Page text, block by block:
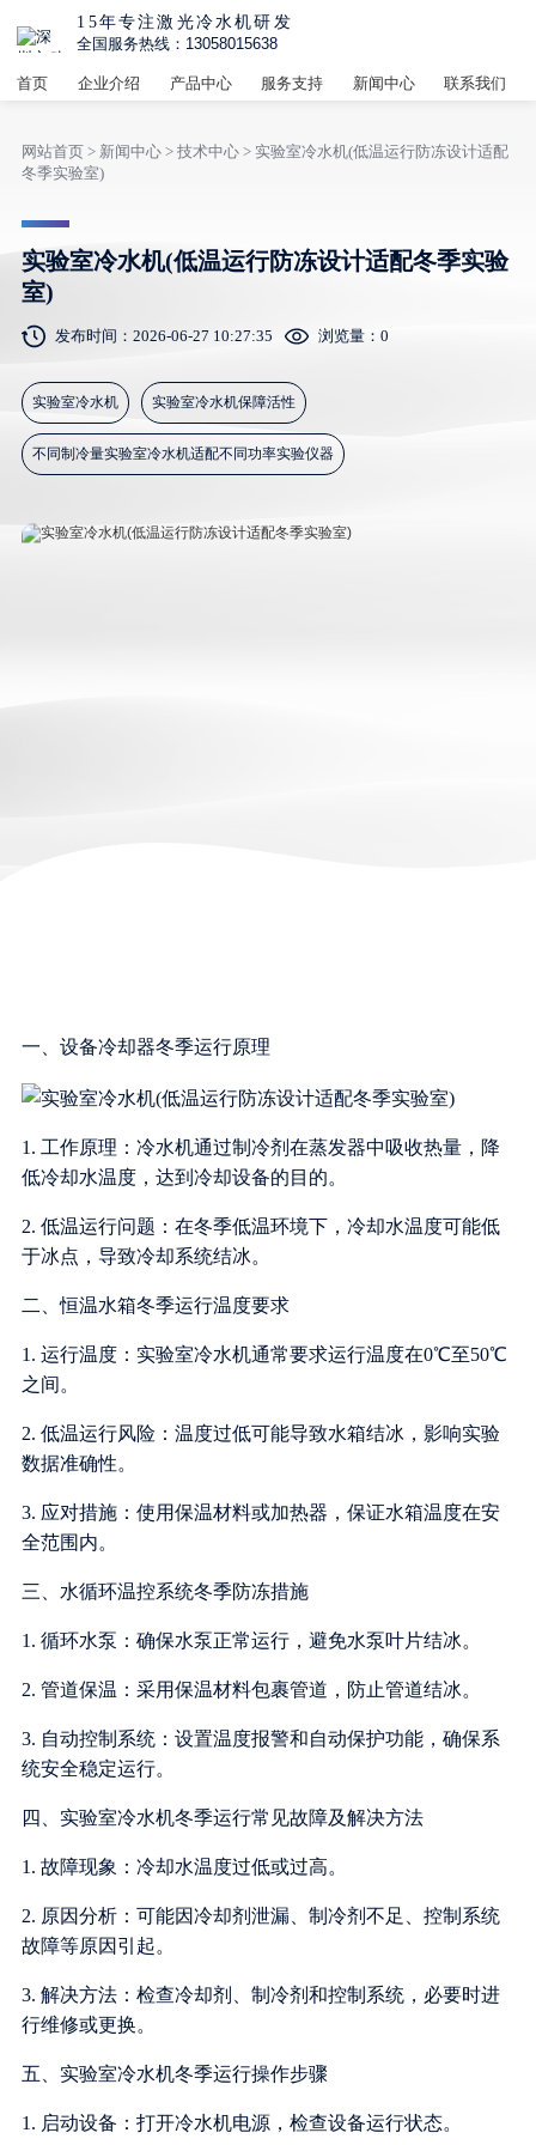
15年专注激光冷水机研发
全国服务热线：13058015638
首页 企业介绍 产品中心 服务支持 新闻中心 联系我们
网站首页> 新闻中心> 技术中心> 实验室冷水机(低温运行防冻设计适配
冬季实验室)
实验室冷水机(低温运行防冻设计适配冬季实验
室)
发布时间：2026-06-27 10:27:35 浏览量： 0
实验室冷水机 实验室冷水机保障活性
不同制冷量实验室冷水机适配不同功率实验仪器
一、设备冷却器冬季运行原理
1. 工作原理：冷水机通过制冷剂在蒸发器中吸收热量，降
低冷却水温度，达到冷却设备的目的。
2. 低温运行问题：在冬季低温环境下，冷却水温度可能低
于冰点，导致冷却系统结冰。
二、恒温水箱冬季运行温度要求
1. 运行温度：实验室冷水机通常要求运行温度在0℃至50℃
之间。
2. 低温运行风险：温度过低可能导致水箱结冰，影响实验
数据准确性。
3. 应对措施：使用保温材料或加热器，保证水箱温度在安
全范围内。
三、水循环温控系统冬季防冻措施
1. 循环水泵：确保水泵正常运行，避免水泵叶片结冰。
2. 管道保温：采用保温材料包裹管道，防止管道结冰。
3. 自动控制系统：设置温度报警和自动保护功能，确保系
统安全稳定运行。
四、实验室冷水机冬季运行常见故障及解决方法
1. 故障现象：冷却水温度过低或过高。
2. 原因分析：可能因冷却剂泄漏、制冷剂不足、控制系统
故障等原因引起。
3. 解决方法：检查冷却剂、制冷剂和控制系统，必要时进
行维修或更换。
五、实验室冷水机冬季运行操作步骤
1. 启动设备：打开冷水机电源，检查设备运行状态。